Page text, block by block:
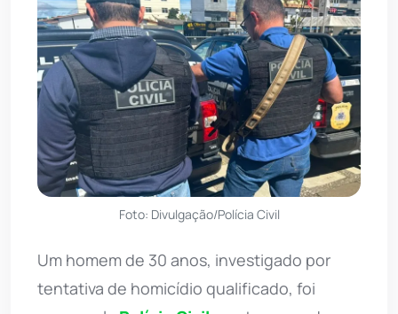
Foto: Divulgação/Polícia Civil
Um homem de 30 anos, investigado por
tentativa de homicídio qualificado, foi